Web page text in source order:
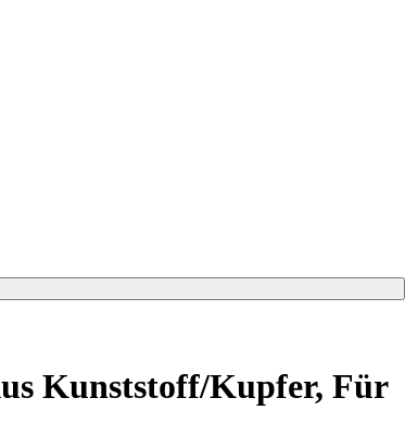
Kunststoff/Kupfer, Für